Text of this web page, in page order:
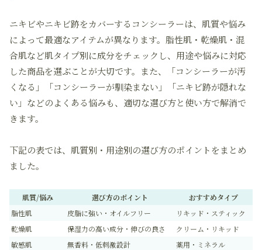
ニキビやニキビ跡をカバーするコンシーラーは、肌質や悩み
によって最適なアイテムが異なります。脂性肌・乾燥肌・混
合肌など肌タイプ別に成分をチェックし、用途や悩みに対応
した商品を選ぶことが大切です。また、「コンシーラーが汚
くなる」「コンシーラーが馴染まない」「ニキビ跡が隠れな
い」などのよくある悩みも、適切な選び方と使い方で解消で
きます。
下記の表では、肌質別・用途別の選び方のポイントをまとめ
ました。
肌質/悩み 選び方のポイント
おすすめタイプ
脂性肌
皮脂に強い・オイルフリー
リキッド・スティック
乾燥肌
保湿力の高い成分・伸びの良さ
クリーム・リキッド
敏感肌
無香料・低刺激設計
薬用・ミネラル